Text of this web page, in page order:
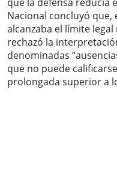
Nacional concluyó que,
alcanzaba el límite
rechazó la
denominadas
que no puede
prolongada superior a